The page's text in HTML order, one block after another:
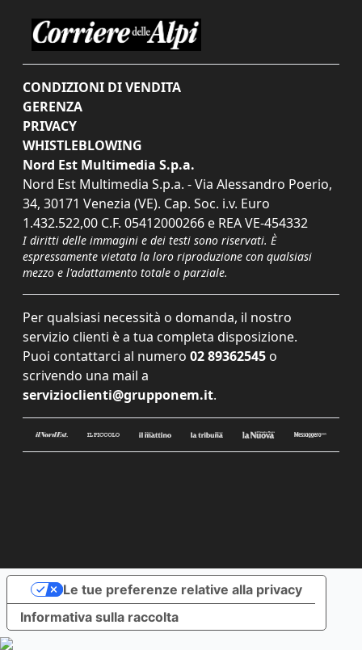
CONDIZIONI DI VENDITA
GERENZA
PRIVACY
WHISTLEBLOWING
Nord Est Multimedia S.p.a.
Nord Est Multimedia S.p.a. - Via Alessandro Poerio,
34, 30171 Venezia (VE). Cap. Soc. i.v. Euro
1.432.522,00 C.F. 05412000266 e REA VE-454332
I diritti delle immagini e dei testi sono riservati. È
espressamente vietata la loro riproduzione con qualsiasi
mezzo e l'adattamento totale o parziale.
Per qualsiasi necessità o domanda, il nostro
servizio clienti è a tua completa disposizione.
Puoi contattarci al numero 02 89362545 o
scrivendo una mail a
servizioclienti@grupponem.it.
Informativa sulla raccolta
Le tue preferenze relative alla privacy